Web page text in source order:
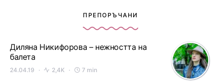
ПРЕПОРЪЧАНИ
Диляна Никифорова – нежността на
балета
24.04.19 2,4K 7 min